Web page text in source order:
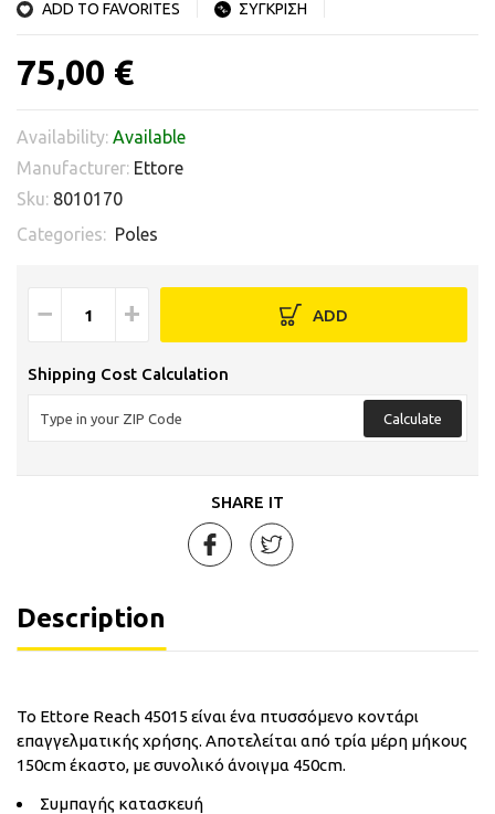
ADD TO FAVORITES ΣΥΓΚΡΙΣΗ
75,00 €
Availability: Available
Manufacturer: Ettore
Sku: 8010170
Categories: Poles
− + ADD
Shipping Cost Calculation
Calculate
SHARE IT
Description
Το Ettore Reach 45015 είναι ένα πτυσσόμενο κοντάρι
επαγγελματικής χρήσης. Αποτελείται από τρία μέρη μήκους
150cm έκαστο, με συνολικό άνοιγμα 450cm.
Συμπαγής κατασκευή